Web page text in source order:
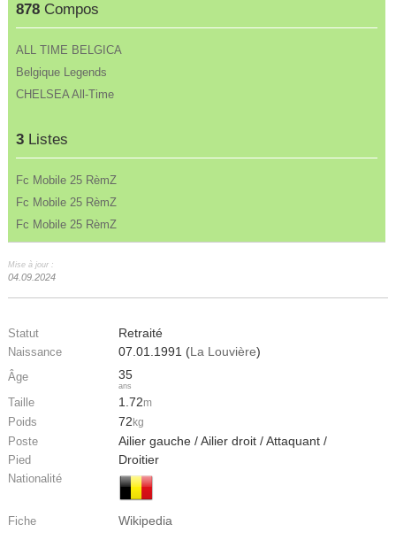
878 Compos
ALL TIME BELGICA
Belgique Legends
CHELSEA All-Time
3 Listes
Fc Mobile 25 RèmZ
Fc Mobile 25 RèmZ
Fc Mobile 25 RèmZ
Mise à jour :
04.09.2024
Statut Retraité
Naissance 07.01.1991 (La Louvière)
Âge 35
ans
Taille 1.72m
Poids 72 kg
Poste Ailier gauche / Ailier droit / Attaquant /
Pied Droitier
Nationalité
Fiche Wikipedia